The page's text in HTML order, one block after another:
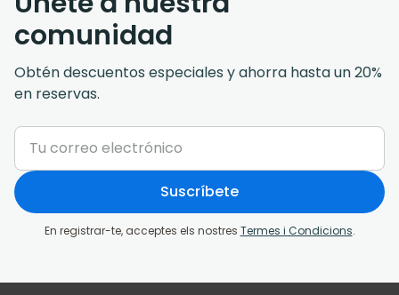
comunidad
Obtén descuentos especiales y ahorra hasta un 20%
en reservas.
Suscríbete
En registrar-te, acceptes els nostres Termes i Condicions.